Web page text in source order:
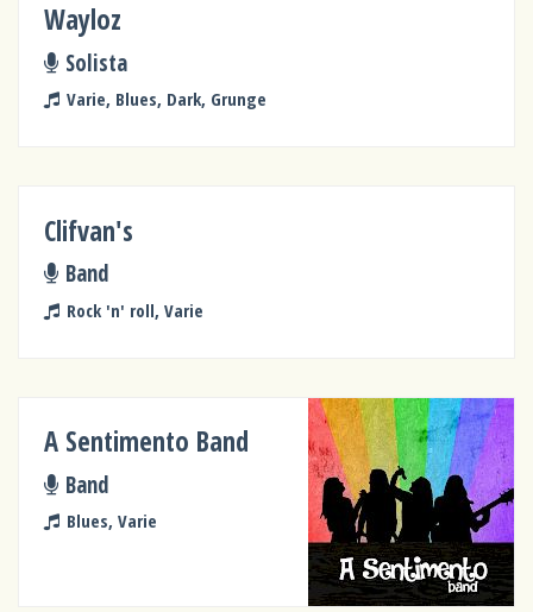
Wayloz
Solista
Varie, Blues, Dark, Grunge
Clifvan's
Band
Rock 'n' roll, Varie
A Sentimento Band
Band
Blues, Varie